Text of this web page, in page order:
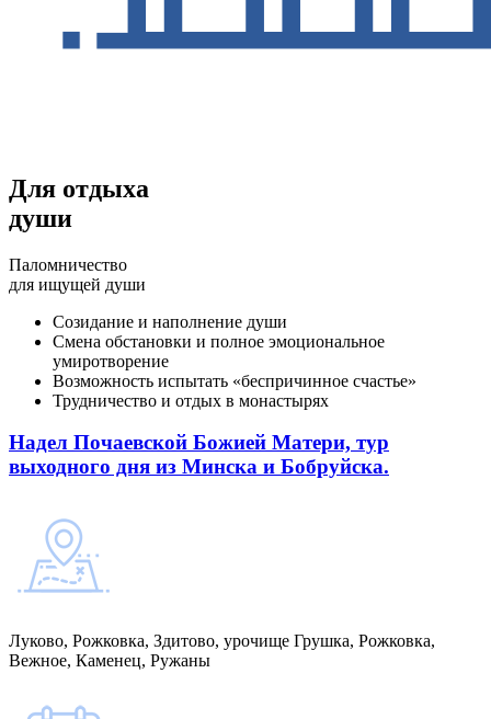
Для отдыха
души
Паломничество
для ищущей души
Созидание и наполнение души
Смена обстановки и полное эмоциональное
умиротворение
Возможность испытать «беспричинное счастье»
Трудничество и отдых в монастырях
Надел Почаевской Божией Матери, тур
выходного дня из Минска и Бобруйска.
Луково, Рожковка, Здитово, урочище Грушка, Рожковка,
Вежное, Каменец, Ружаны